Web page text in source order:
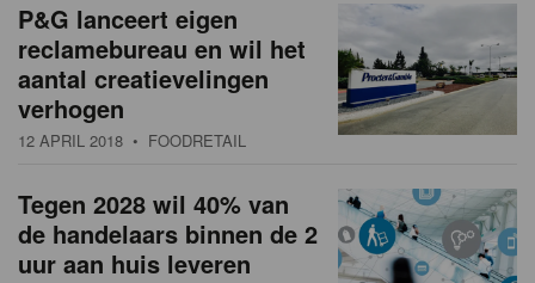
P&G lanceert eigen
reclamebureau en wil het
aantal creatievelingen
verhogen
12 APRIL 2018 • FOODRETAIL
Tegen 2028 wil 40% van
de handelaars binnen de 2
uur aan huis leveren